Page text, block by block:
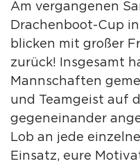
Am vergangenen
Drachenboot-Cup
blicken mit großer
zurück! Insgesamt
Mannschaften
und Teamgeist auf
gegeneinander
Lob an jede
Einsatz, eure